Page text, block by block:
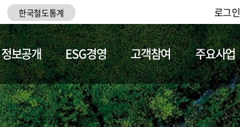
한국철도통계 로그인
정보공개 ESG경영 고객참여 주요사업
갤러리 기차소개